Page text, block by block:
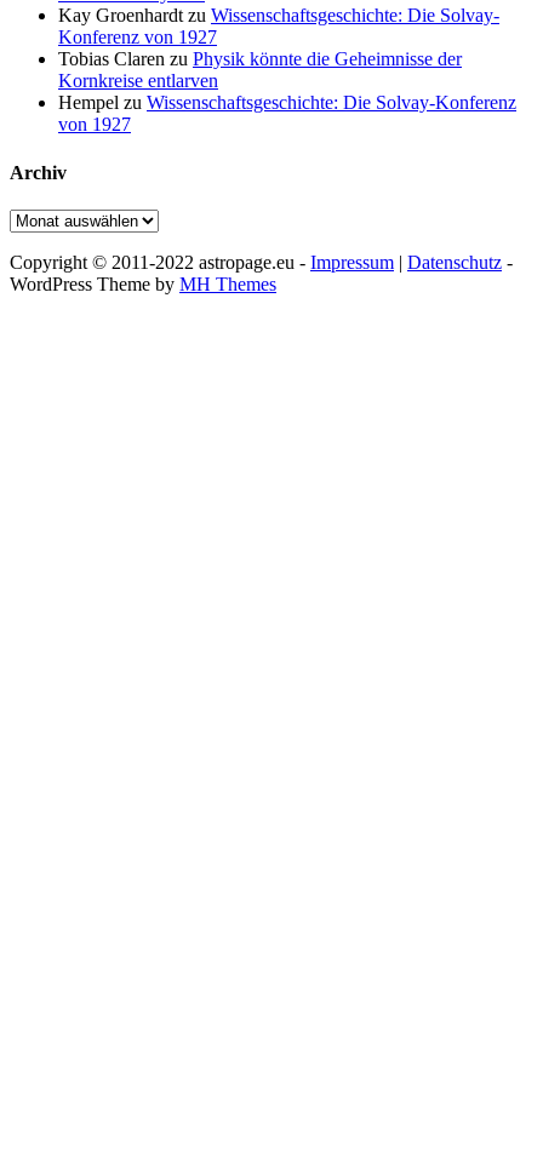
Kay Groenhardtzu Wissenschaftsgeschichte: Die Solvay-
Konferenz von 1927
Tobias Claren zu Physik könnte die Geheimnisse der
Kornkreise entlarven
Hempel zu Wissenschaftsgeschichte: Die Solvay-Konferenz
von 1927
Archiv
Archiv
Copyright © 2011-2022 astropage.eu - Impressum | Datenschutz -
WordPress Theme by MH Themes